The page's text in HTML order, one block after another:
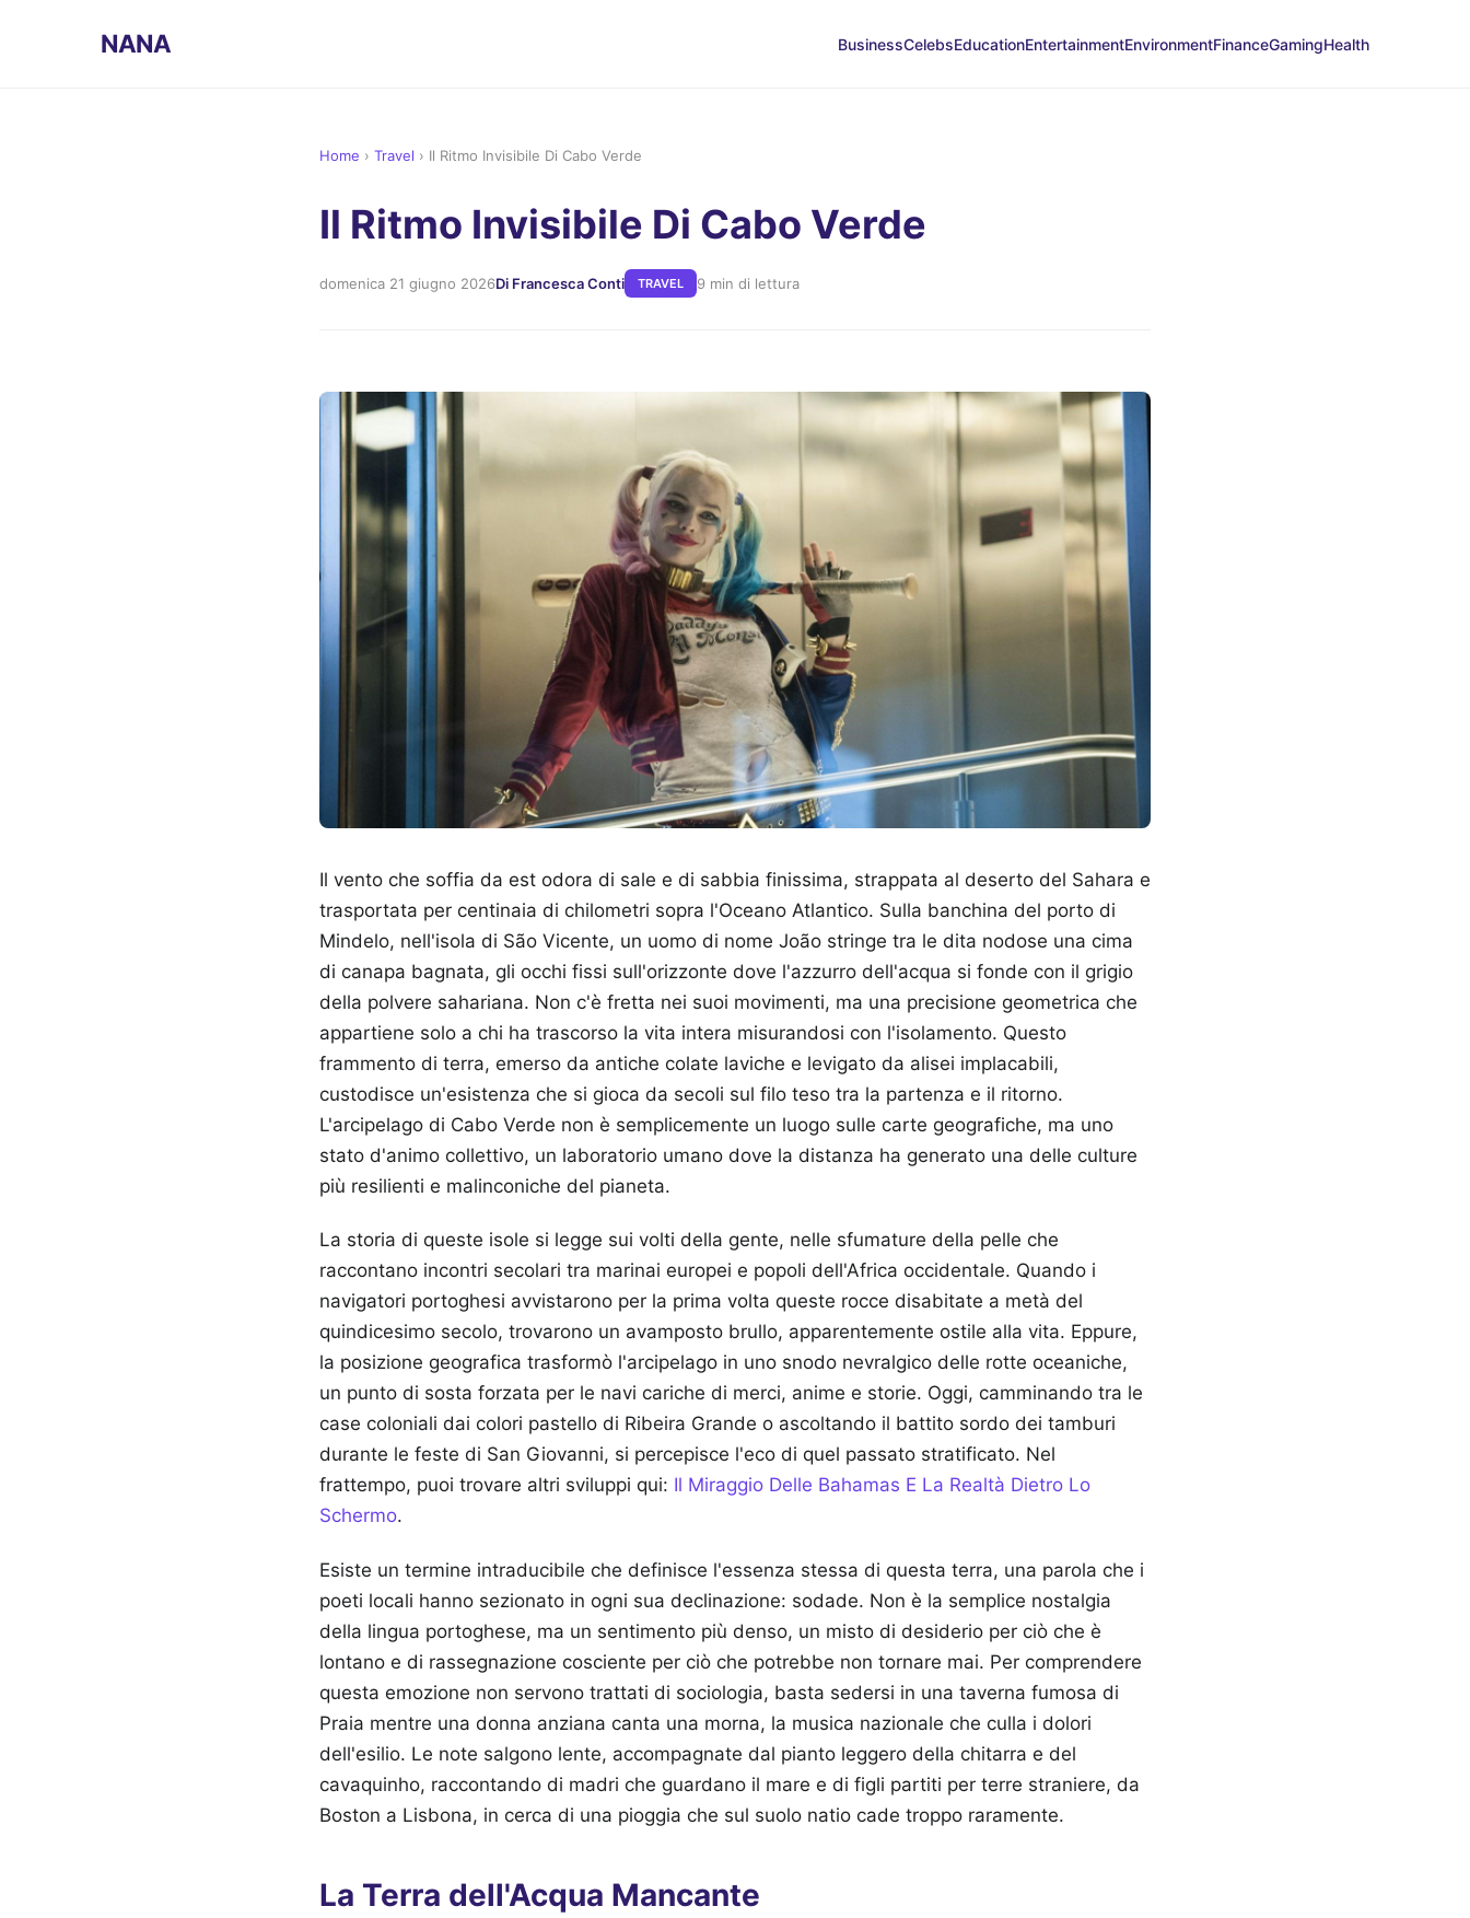
NANA BusinessCelebsEducationEntertainmentEnvironmentFinanceGamingHealth
Home › Travel › Il Ritmo Invisibile Di Cabo Verde
Il Ritmo Invisibile Di Cabo Verde
domenica 21 giugno 2026Di Francesca Conti TRAVEL 9 min di lettura
Il vento che soffia da est odora di sale e di sabbia finissima, strappata al deserto del Sahara e
trasportata per centinaia di chilometri sopra l'Oceano Atlantico. Sulla banchina del porto di
Mindelo, nell'isola di São Vicente, un uomo di nome João stringe tra le dita nodose una cima
di canapa bagnata, gli occhi fissi sull'orizzonte dove l'azzurro dell'acqua si fonde con il grigio
della polvere sahariana. Non c'è fretta nei suoi movimenti, ma una precisione geometrica che
appartiene solo a chi ha trascorso la vita intera misurandosi con l'isolamento. Questo
frammento di terra, emerso da antiche colate laviche e levigato da alisei implacabili,
custodisce un'esistenza che si gioca da secoli sul filo teso tra la partenza e il ritorno.
L'arcipelago di Cabo Verde non è semplicemente un luogo sulle carte geografiche, ma uno
stato d'animo collettivo, un laboratorio umano dove la distanza ha generato una delle culture
più resilienti e malinconiche del pianeta.
La storia di queste isole si legge sui volti della gente, nelle sfumature della pelle che
raccontano incontri secolari tra marinai europei e popoli dell'Africa occidentale. Quando i
navigatori portoghesi avvistarono per la prima volta queste rocce disabitate a metà del
quindicesimo secolo, trovarono un avamposto brullo, apparentemente ostile alla vita. Eppure,
la posizione geografica trasformò l'arcipelago in uno snodo nevralgico delle rotte oceaniche,
un punto di sosta forzata per le navi cariche di merci, anime e storie. Oggi, camminando tra le
case coloniali dai colori pastello di Ribeira Grande o ascoltando il battito sordo dei tamburi
durante le feste di San Giovanni, si percepisce l'eco di quel passato stratificato. Nel
frattempo, puoi trovare altri sviluppi qui: Il Miraggio Delle Bahamas E La Realtà Dietro Lo
Schermo.
Esiste un termine intraducibile che definisce l'essenza stessa di questa terra, una parola che i
poeti locali hanno sezionato in ogni sua declinazione: sodade. Non è la semplice nostalgia
della lingua portoghese, ma un sentimento più denso, un misto di desiderio per ciò che è
lontano e di rassegnazione cosciente per ciò che potrebbe non tornare mai. Per comprendere
questa emozione non servono trattati di sociologia, basta sedersi in una taverna fumosa di
Praia mentre una donna anziana canta una morna, la musica nazionale che culla i dolori
dell'esilio. Le note salgono lente, accompagnate dal pianto leggero della chitarra e del
cavaquinho, raccontando di madri che guardano il mare e di figli partiti per terre straniere, da
Boston a Lisbona, in cerca di una pioggia che sul suolo natio cade troppo raramente.
La Terra dell'Acqua Mancante